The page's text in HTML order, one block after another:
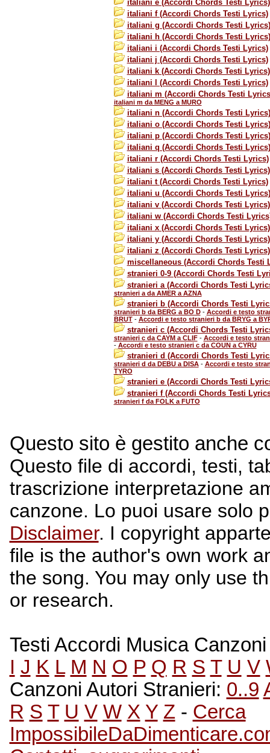
italiani e (Accordi Chords Testi Lyrics)
italiani f (Accordi Chords Testi Lyrics)
italiani g (Accordi Chords Testi Lyrics)
italiani h (Accordi Chords Testi Lyrics)
italiani i (Accordi Chords Testi Lyrics)
italiani j (Accordi Chords Testi Lyrics)
italiani k (Accordi Chords Testi Lyrics)
italiani l (Accordi Chords Testi Lyrics)
italiani m (Accordi Chords Testi
italiani m da MENG a MURO
italiani n (Accordi Chords Testi Lyrics)
italiani o (Accordi Chords Testi Lyrics)
italiani p (Accordi Chords Testi Lyrics)
italiani q (Accordi Chords Testi Lyrics)
italiani r (Accordi Chords Testi Lyrics)
italiani s (Accordi Chords Testi Lyrics)
italiani t (Accordi Chords Testi Lyrics)
italiani u (Accordi Chords Testi Lyrics)
italiani v (Accordi Chords Testi Lyrics)
italiani w (Accordi Chords Testi
italiani x (Accordi Chords Testi Lyrics)
italiani y (Accordi Chords Testi Lyrics)
italiani z (Accordi Chords Testi Lyrics)
miscellaneous (Accordi Chords Testi
stranieri 0-9 (Accordi Chords Testi
stranieri a (Accordi Chords Testi
stranieri a da AMER a AZNA
stranieri b (Accordi Chords Testi
stranieri b da BERG a BO D- Accordi e testo
BRUT- Accordi e testo stranieri b da BRYG a
stranieri c (Accordi Chords Testi
stranieri c da CAYM a CLIF- Accordi e testo
- Accordi e testo stranieri c da COUN a CYRU
stranieri d (Accordi Chords Testi
stranieri d da DEBU a DISA- Accordi e testo
TYRO
stranieri e (Accordi Chords Testi
stranieri f (Accordi Chords Testi
stranieri f da FOLK a FUTO
Questo sito è gestito anche
Questo file di accordi, testi,
trascrizione interpretazione
canzone. Lo puoi usare solo
Disclaimer. I copyright
file is the author's own work
the song. You may only use
or research.
Testi Accordi Musica
I J K L M N O P Q R S T U V
Canzoni Autori Stranieri: 0..9
R S T U V W X Y Z- Cerca